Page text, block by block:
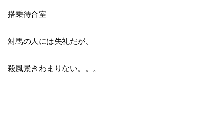
搭乗待合室
対馬の人には失礼だが、
殺風景きわまりない。。。